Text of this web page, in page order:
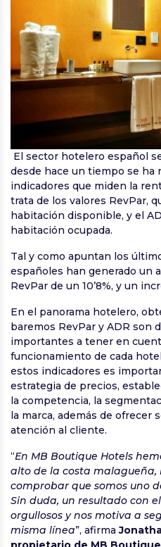
El sector hotelero español
desde hace un tiempo se ha
indicadores que miden la
trata de los valores RevPar,
habitación disponible, y el
habitación ocupada.
Tal y como apuntan los
españoles han generado un
RevPar de un 10’8%, y un
En el panorama hotelero,
baremos RevPar y ADR son
importantes a tener en
funcionamiento de cada
estos indicadores es
estrategia de precios,
la competencia, la
la marca, además de ofrecer
atención al cliente.
“En MB Boutique Hotels
alto de la costa
comprobar que somos uno
Sin duda, un resultado con
orgullosos y nos motiva a
misma línea”, afirma